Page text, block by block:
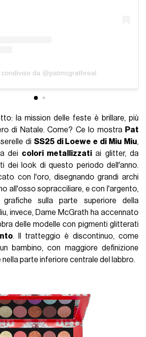
condiviso da @patmcgrathreal
la mission delle feste è brillare, più
di Natale. Come? Ce lo mostra Pat
di SS25 di Loewe e di Miu Miu,
dei colori metallizzati ai glitter, da
dei look di questo periodo dell'anno.
con l'oro, disegnando grandi archi
all'osso sopracciliare, e con l'argento,
sulla parte superiore della
invece, Dame McGrath ha accennato
delle modelle con pigmenti glitterati
. Il tratteggio è discontinuo, come
bambino, con maggiore definizione
nella parte inferiore centrale del labbro.